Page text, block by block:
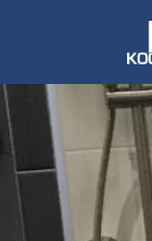
en toiletten.
vertrouwen.